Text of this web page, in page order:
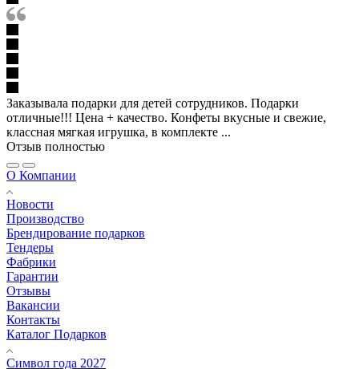
Заказывала подарки для детей сотрудников. Подарки
отличные!!! Цена + качество. Конфеты вкусные и свежие,
классная мягкая игрушка, в комплекте ...
Отзыв полностью
О Компании
Новости
Производство
Брендирование подарков
Тендеры
Фабрики
Гарантии
Отзывы
Вакансии
Контакты
Каталог Подарков
Символ года 2027